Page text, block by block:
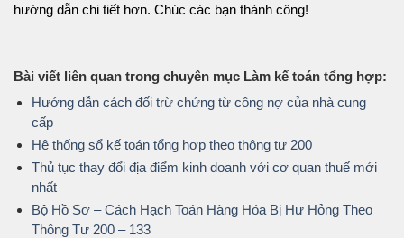
hướng dẫn chi tiết hơn. Chúc các bạn thành công!
Bài viết liên quan trong chuyên mục Làm kế toán tổng hợp:
Hướng dẫn cách đối trừ chứng từ công nợ của nhà cung
cấp
Hệ thống sổ kế toán tổng hợp theo thông tư 200
Thủ tục thay đổi địa điểm kinh doanh với cơ quan thuế mới
nhất
Bộ Hồ Sơ – Cách Hạch Toán Hàng Hóa Bị Hư Hỏng Theo
Thông Tư 200 – 133